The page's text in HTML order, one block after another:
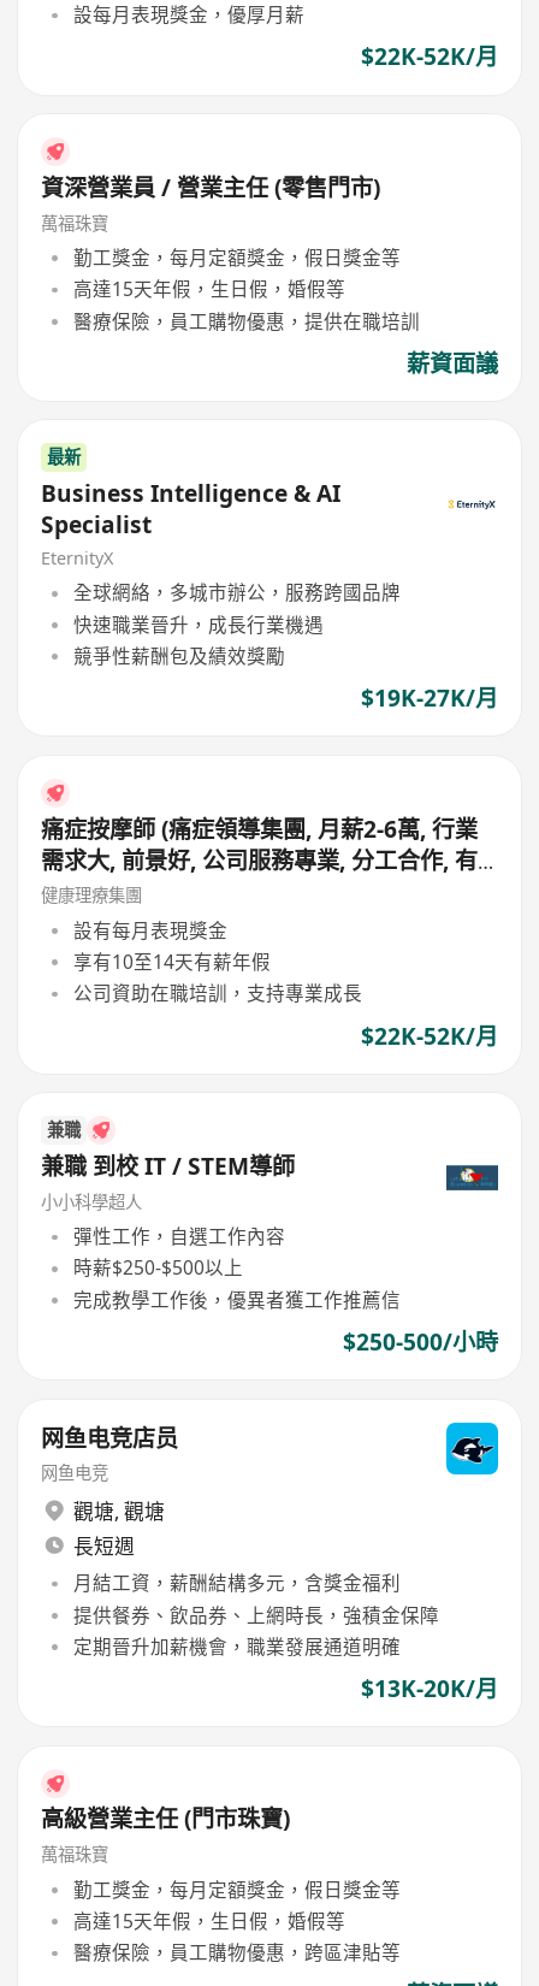
設每月表現獎金，優厚月薪
$22K-52K/月
資深營業員 / 營業主任 (零售門市)
萬福珠寶
勤工獎金，每月定額獎金，假日獎金等
高達15天年假，生日假，婚假等
醫療保險，員工購物優惠，提供在職培訓
薪資面議
最新
Business Intelligence & AI
Specialist
EternityX
全球網絡，多城市辦公，服務跨國品牌
快速職業晉升，成長行業機遇
競爭性薪酬包及績效獎勵
$19K-27K/月
痛症按摩師 (痛症領導集團, 月薪2-6萬, 行業
需求大, 前景好, 公司服務專業, 分工合作, 有
專業同事協助見客, 適合追求更專業人士申請)
健康理療集團
設有每月表現獎金
享有10至14天有薪年假
公司資助在職培訓，支持專業成長
$22K-52K/月
兼職
兼職 到校 IT / STEM導師
小小科學超人
彈性工作，自選工作內容
時薪$250-$500以上
完成教學工作後，優異者獲工作推薦信
$250-500/小時
网鱼电竞店员
网鱼电竞
觀塘, 觀塘
長短週
月結工資，薪酬結構多元，含獎金福利
提供餐券、飲品券、上網時長，強積金保障
定期晉升加薪機會，職業發展通道明確
$13K-20K/月
高級營業主任 (門市珠寶)
萬福珠寶
勤工獎金，每月定額獎金，假日獎金等
高達15天年假，生日假，婚假等
醫療保險，員工購物優惠，跨區津貼等